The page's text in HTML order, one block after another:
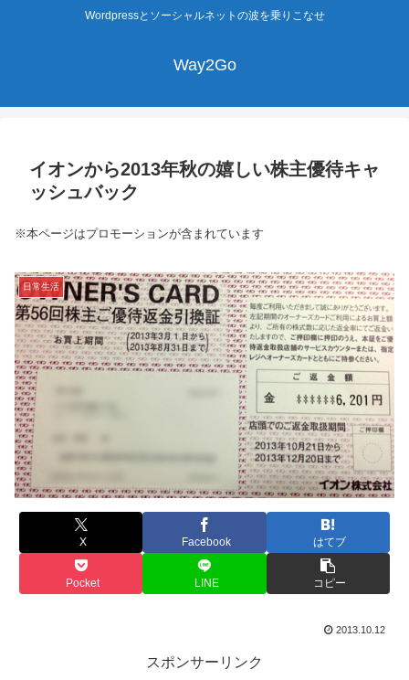
Wordpressとソーシャルネットの波を乗りこなせ
Way2Go
イオンから2013年秋の嬉しい株主優待キャ
ッシュバック
※本ページはプロモーションが含まれています
日常生活
X Facebook はてブ
Pocket LINE コピー
2013.10.12
スポンサーリンク